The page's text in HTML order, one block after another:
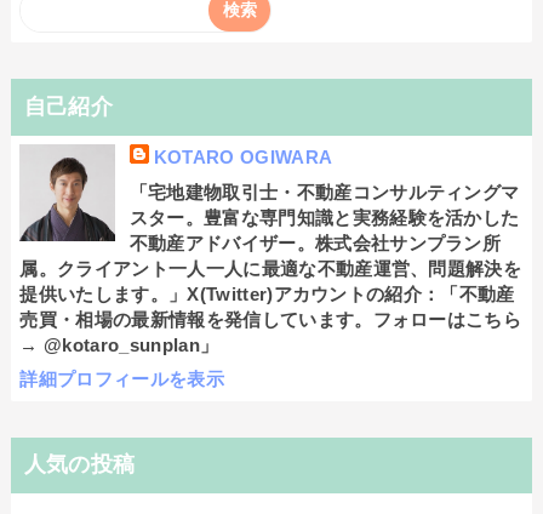
自己紹介
KOTARO OGIWARA
「宅地建物取引士・不動産コンサルティングマ
スター。豊富な専門知識と実務経験を活かした
不動産アドバイザー。株式会社サンプラン所
属。クライアント一人一人に最適な不動産運営、問題解決を
提供いたします。」X(Twitter)アカウントの紹介：「不動産
売買・相場の最新情報を発信しています。フォローはこちら
→ @kotaro_sunplan」
詳細プロフィールを表示
人気の投稿